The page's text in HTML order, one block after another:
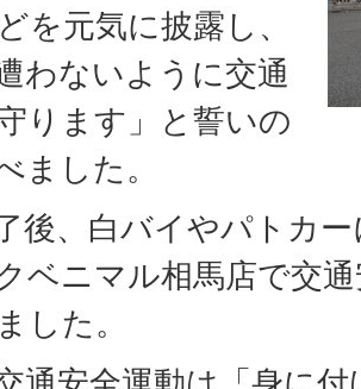
を元気に披露し、
わないように交通
ります」と誓いの
ました。
後、白バイやパトカ
ベニマル相馬店で交
した。